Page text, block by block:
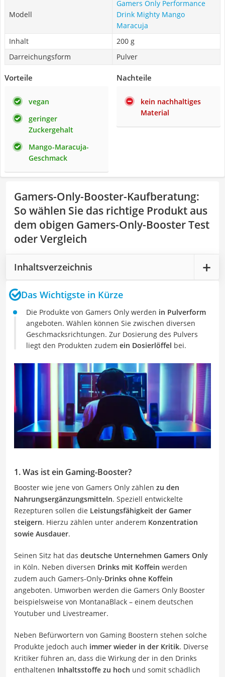
Modell
Gamers Only Performance
Drink Mighty Mango
Maracuja
Inhalt
200 g
Darreichungsform
Pulver
Vorteile
vegan
geringer
Zuckergehalt
Mango-Maracuja-
Geschmack
Nachteile
kein nachhaltiges
Material
Gamers-Only-Booster-Kaufberatung:
So wählen Sie das richtige Produkt aus
dem obigen Gamers-Only-Booster Test
oder Vergleich
Inhaltsverzeichnis
Das Wichtigste in Kürze
Die Produkte von Gamers Only werden in Pulverform
angeboten. Wählen können Sie zwischen diversen
Geschmacksrichtungen. Zur Dosierung des Pulvers
liegt den Produkten zudem ein Dosierlöffel bei.
1. Was ist ein Gaming-Booster?
Booster wie jene von Gamers Only zählen zu den
Nahrungsergänzungsmitteln. Speziell entwickelte
Rezepturen sollen die Leistungsfähigkeit der Gamer
steigern. Hierzu zählen unter anderem Konzentration
sowie Ausdauer.
Seinen Sitz hat das deutsche Unternehmen Gamers Only
in Köln. Neben diversen Drinks mit Koffein werden
zudem auch Gamers-Only-Drinks ohne Koffein
angeboten. Umworben werden die Gamers Only Booster
beispielsweise von MontanaBlack – einem deutschen
Youtuber und Livestreamer.
Neben Befürwortern von Gaming Boostern stehen solche
Produkte jedoch auch immer wieder in der Kritik. Diverse
Kritiker führen an, dass die Wirkung der in den Drinks
enthaltenen Inhaltsstoffe zu hoch und somit schädlich